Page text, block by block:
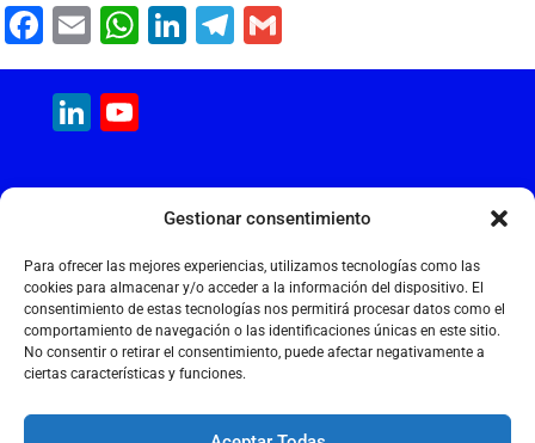
Gestionar consentimiento
Para ofrecer las mejores experiencias, utilizamos tecnologías como las
cookies para almacenar y/o acceder a la información del dispositivo. El
consentimiento de estas tecnologías nos permitirá procesar datos como el
comportamiento de navegación o las identificaciones únicas en este sitio.
No consentir o retirar el consentimiento, puede afectar negativamente a
ciertas características y funciones.
F
a
c
e
b
o
k
E
m
ai
W
h
A
p
Li
n
dI
n
T
el
a
m
m
LinkedIn
Calle Cantir, 12 – Nave 7
Polígono Industrial Magarola
08292 Esparreguera – Barcelona
+34 934 397 038
info@maquinariainternacional.com